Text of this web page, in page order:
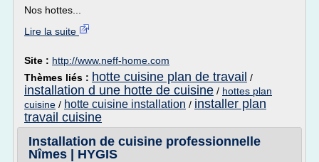
Nos hottes...
Lire la suite
Site : http://www.neff-home.com
Thèmes liés : hotte cuisine plan de travail /
installation d une hotte de cuisine / hottes plan
cuisine / hotte cuisine installation / installer plan
travail cuisine
Installation de cuisine professionnelle
Nîmes | HYGIS